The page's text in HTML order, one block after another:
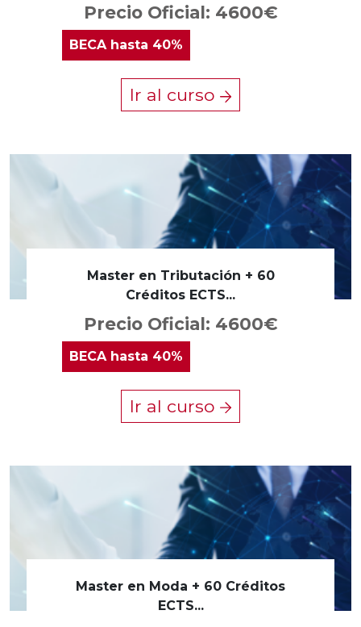
Precio Oficial: 4600€
BECAhasta 40%
Ir al curso
Master en Tributación + 60
Créditos ECTS...
Precio Oficial: 4600€
BECA hasta 40%
Ir al curso
Master en Moda + 60 Créditos
ECTS...